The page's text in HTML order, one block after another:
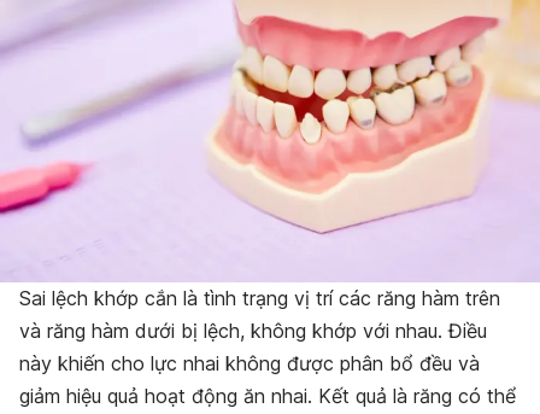
Sai lệch khớp cắn là tình trạng vị trí các răng hàm trên
và răng hàm dưới bị lệch, không khớp với nhau. Điều
này khiến cho lực nhai không được phân bổ đều và
giảm hiệu quả hoạt động ăn nhai. Kết quả là răng có thể